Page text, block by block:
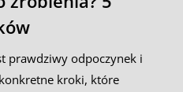
prawdziwy odpoczynek i
kroki, które